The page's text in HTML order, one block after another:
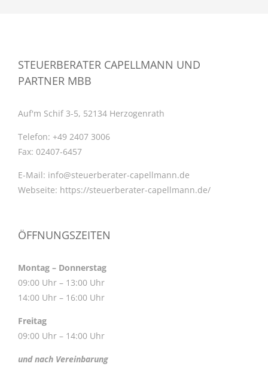
STEUERBERATER CAPELLMANN UND
PARTNER MBB
Auf'm Schif 3-5, 52134 Herzogenrath
Telefon: +49 2407 3006
Fax: 02407-6457
E-Mail: info@steuerberater-capellmann.de
Webseite: https://steuerberater-capellmann.de/
ÖFFNUNGSZEITEN
Montag – Donnerstag
09:00 Uhr – 13:00 Uhr
14:00 Uhr – 16:00 Uhr
Freitag
09:00 Uhr – 14:00 Uhr
und nach Vereinbarung